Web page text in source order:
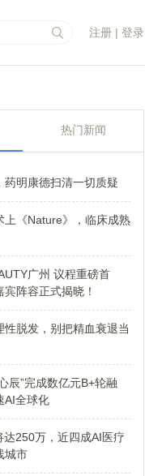
注册 | 登录
热门新闻
药明康德扫清一切质疑
上《Nature》，临床成熟
广州 议程重磅首
阵容正式揭晓！
性脱发，别把精血衰退当
辰”完成数亿元B+轮融
AI全球化
250万，近四成AI医疗
城市